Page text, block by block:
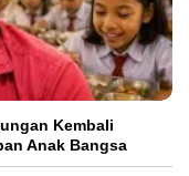
Kembali
Anak Bangsa